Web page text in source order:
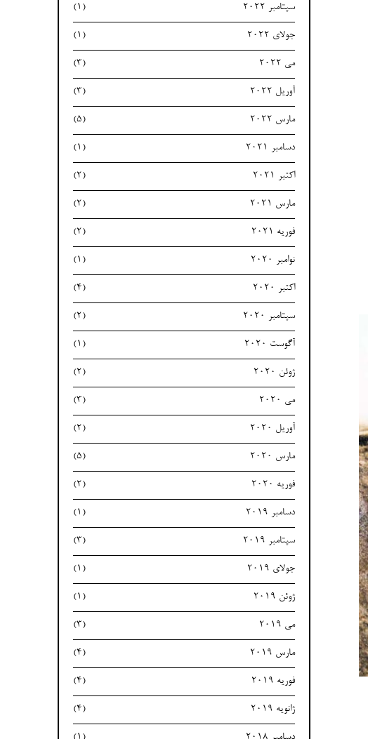
سپتامبر 2022 (1)
جولای 2022 (1)
می 2022 (3)
آوریل 2022 (3)
مارس 2022 (5)
دسامبر 2021 (1)
اکتبر 2021 (2)
مارس 2021 (2)
فوریه 2021 (2)
نوامبر 2020 (1)
اکتبر 2020 (4)
سپتامبر 2020 (2)
آگوست 2020 (1)
ژوئن 2020 (2)
می 2020 (3)
آوریل 2020 (2)
مارس 2020 (5)
فوریه 2020 (2)
دسامبر 2019 (1)
سپتامبر 2019 (3)
جولای 2019 (1)
ژوئن 2019 (1)
می 2019 (3)
مارس 2019 (4)
فوریه 2019 (4)
ژانویه 2019 (4)